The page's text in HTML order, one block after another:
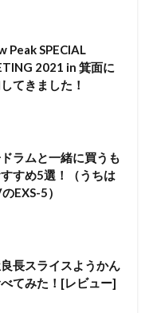
Peak SPECIAL
2021 in 箕面に
てきました！
ラムと一緒に買うも
すめ5選！（うちは
EXS-5）
長スライスようかん
てみた！[レビュー]